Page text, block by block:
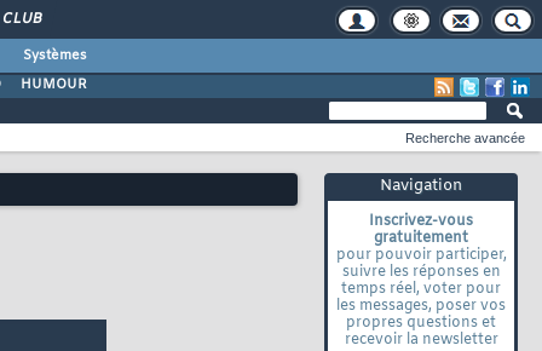
CLUB
Systèmes
HUMOUR
Navigation
Inscrivez-vous
gratuitement
pour pouvoir participer,
suivre les réponses en
temps réel, voter pour
les messages, poser vos
propres questions et
recevoir la newsletter
Recherche avancée